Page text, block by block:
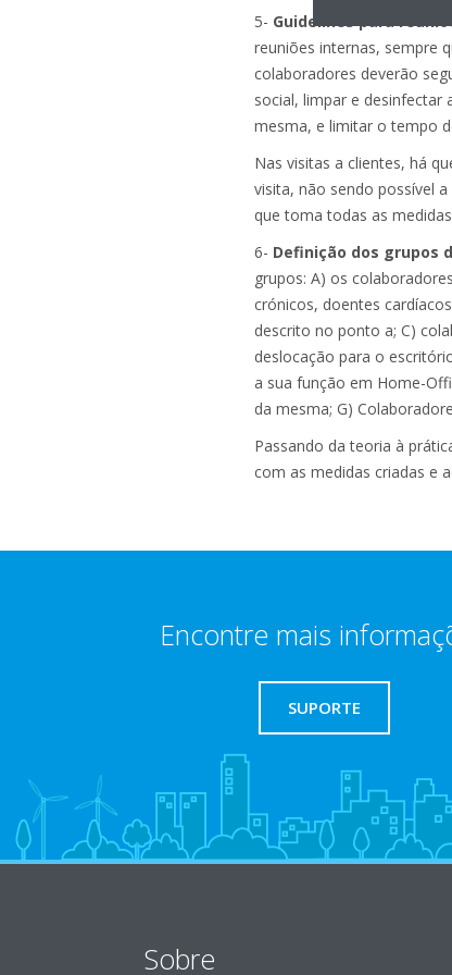
5- Guidelines para
reuniões internas, sempre
colaboradores deverão
social, limpar e desinfectar
mesma, e limitar o tempo
Nas visitas a clientes, há
visita, não sendo possível
que toma todas as
6- Definição dos grupos
grupos: A) os
crónicos, doentes
descrito no ponto a; C)
deslocação para o
a sua função em Home-
da mesma; G)
Passando da teoria à
com as medidas criadas e
Encontre mais
SUPORTE
Sobre